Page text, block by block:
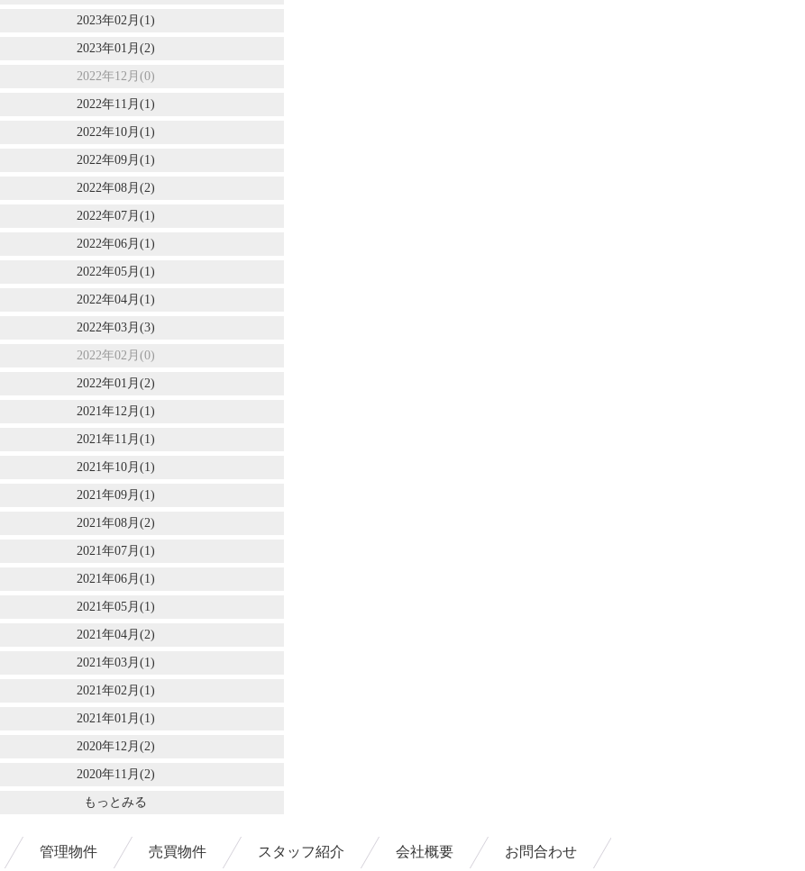
2023年02月(1)
2023年01月(2)
2022年12月(0)
2022年11月(1)
2022年10月(1)
2022年09月(1)
2022年08月(2)
2022年07月(1)
2022年06月(1)
2022年05月(1)
2022年04月(1)
2022年03月(3)
2022年02月(0)
2022年01月(2)
2021年12月(1)
2021年11月(1)
2021年10月(1)
2021年09月(1)
2021年08月(2)
2021年07月(1)
2021年06月(1)
2021年05月(1)
2021年04月(2)
2021年03月(1)
2021年02月(1)
2021年01月(1)
2020年12月(2)
2020年11月(2)
もっとみる
管理物件 売買物件 スタッフ紹介 会社概要 お問合わせ